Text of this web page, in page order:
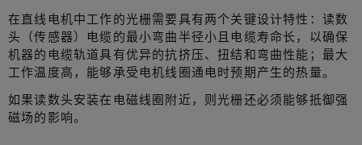
在直线电机中工作的光栅需要具有两个关键设计特性：读数
头（传感器）电缆的最小弯曲半径小且电缆寿命长，以确保
机器的电缆轨道具有优异的抗挤压、扭结和弯曲性能；最大
工作温度高，能够承受电机线圈通电时预期产生的热量。
如果读数头安装在电磁线圈附近，则光栅还必须能够抵御强
磁场的影响。